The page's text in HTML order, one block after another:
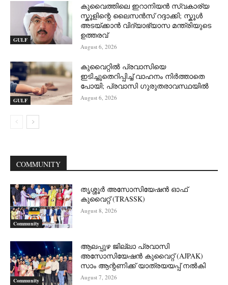
GULF
കുവൈത്തിലെ ഇറാനിയൻ സ്വകാര്യ
സ്കൂളിന്റെ ലൈസൻസ് റദ്ദാക്കി; സ്കൂൾ
അടയ്ക്കാൻ വിദ്യാഭ്യാസ മന്ത്രിയുടെ
ഉത്തരവ്
August 6, 2026
GULF
കുവൈറ്റിൽ പ്രവാസിയെ
ഇടിച്ചുതെറിപ്പിച്ച് വാഹനം നിർത്താതെ
പോയി; പ്രവാസി ഗുരുതരാവസ്ഥയിൽ
August 6, 2026
COMMUNITY
Community
തൃശ്ശൂർ അസോസിയേഷൻ ഓഫ്
കുവൈറ്റ്‌ (TRASSK)
August 8, 2026
Community
ആലപ്പുഴ ജില്ലാ പ്രവാസി
അസോസിയേഷൻ കുവൈറ്റ് (AJPAK)
സാം ആന്റണിക്ക് യാത്രയയപ്പ് നൽകി
August 7, 2026